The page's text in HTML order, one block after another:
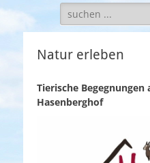
Suche
nach:
Natur erleben
Tierische
Hasenberghof